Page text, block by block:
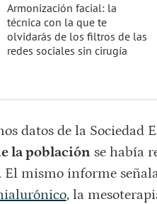
Armonización facial: la
técnica con la que te
olvidarás de los filtros de las
redes sociales sin cirugía
datos de la Sociedad
la población se había
El mismo informe
, la